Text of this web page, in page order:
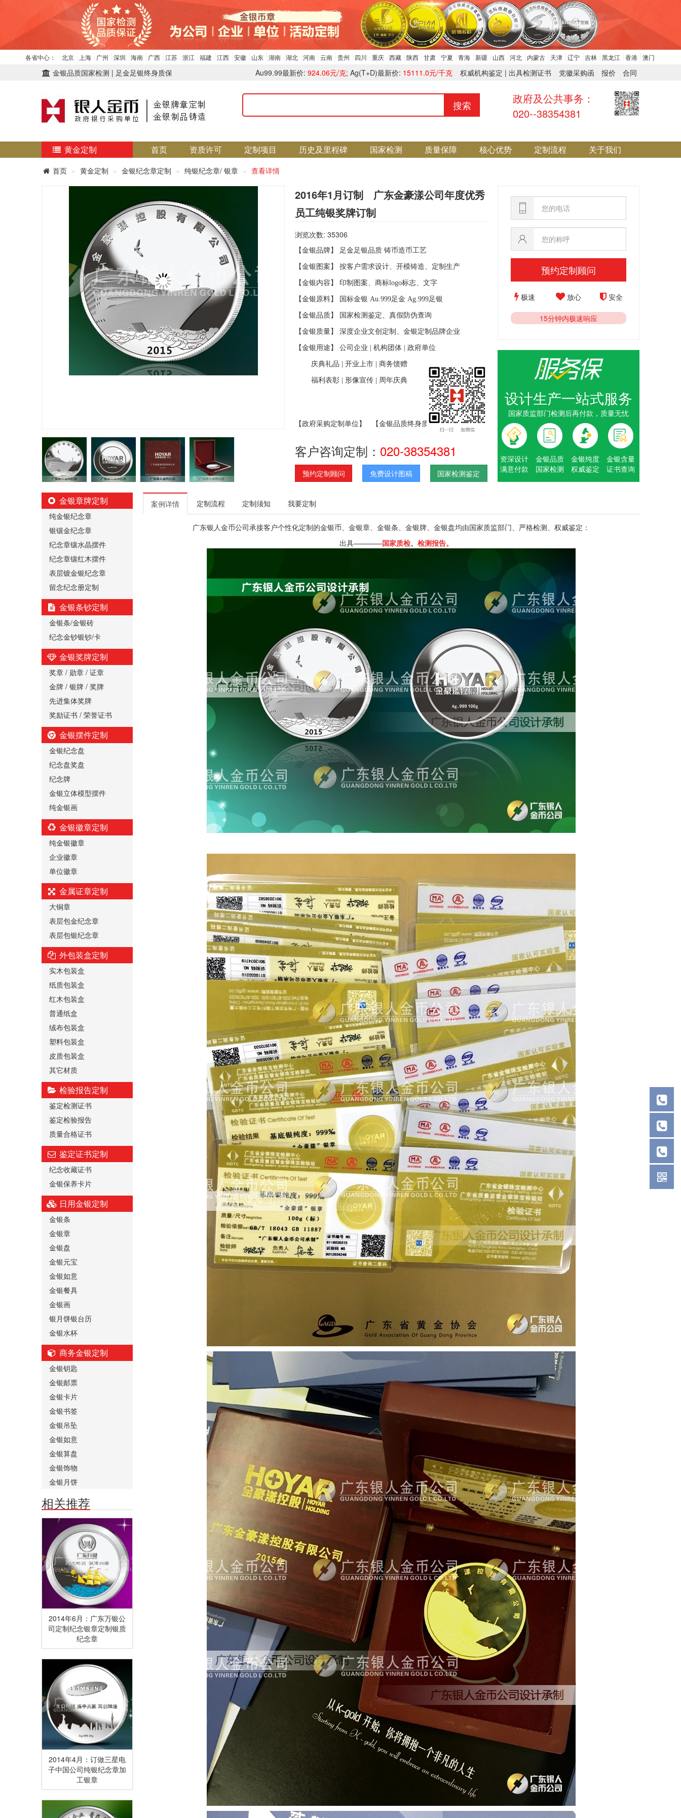
各省中心： 北京 上海 广州 深圳 海南 广西 江苏 浙江 福建 江西 安徽 山东 湖南 湖北 河南 云南 贵州 四川 重庆 西藏 陕西 甘肃 宁夏 青海 新疆 山西 河北 内蒙古 天津 辽宁 吉林 黑龙江 香港 澳门
金银品质国家检测 | 足金足银终身质保 党徽采购函 报价 合同
权威机构鉴定 | 出具检测证书
Au99.99最新价: 924.06元/克; Ag(T+D)最新价: 15111.0元/千克
搜索
政府及公共事务：
020--38354381
黄金定制 首页 资质许可 定制项目 历史及里程碑 国家检测 质量保障 核心优势 定制流程 关于我们
首页 黄金定制 金银纪念章定制 纯银纪念章/ 银章 查看详情
2016年1月订制 广东金豪漾公司年度优秀
员工纯银奖牌订制
浏览次数: 35306
【金银品牌】 足金足银品质 铸币造币工艺
【金银图案】 按客户需求设计、开模铸造、定制生产
【金银内容】 印制图案、商标logo标志、文字
【金银原料】 国标金银 Au.999足金 Ag.999足银
【金银品质】 国家检测鉴定、真假防伪查询
【金银质量】 深度企业文创定制、金银定制品牌企业
【金银用途】 公司企业 机构团体 政府单位
庆典礼品 开业上市 商务馈赠
福利表彰 形像宣传 周年庆典
【政府采购定制单位】 【金银品质终身质保】
客户咨询定制： 020-38354381
预约定制顾问 免费设计图稿 国家检测鉴定
预约定制顾问
极速 放心 安全
15分钟内极速响应
设计生产一站式服务
国家质监部门检测后再付款，质量无忧
资深设计
满意付款
金银品质
国家检测
金银纯度
权威鉴定
金银含量
证书查询
金银章牌定制
纯金银纪念章
银镶金纪念章
纪念章镶水晶摆件
纪念章镶红木摆件
表层镀金银纪念章
留念纪念册定制
金银条钞定制
金银条/金银砖
纪念金钞银钞/卡
金银奖牌定制
奖章 / 勋章 / 证章
金牌 / 银牌 / 奖牌
先进集体奖牌
奖励证书 / 荣誉证书
金银摆件定制
金银纪念盘
纪念盘奖盘
纪念牌
金银立体模型摆件
纯金银画
金银徽章定制
纯金银徽章
企业徽章
单位徽章
金属证章定制
大铜章
表层包金纪念章
表层包银纪念章
外包装盒定制
实木包装盒
纸质包装盒
红木包装盒
普通纸盒
绒布包装盒
塑料包装盒
皮质包装盒
其它材质
检验报告定制
鉴定检测证书
鉴定检验报告
质量合格证书
鉴定证书定制
纪念收藏证书
金银保养卡片
日用金银定制
金银条
金银章
金银盘
金银元宝
金银如意
金银餐具
金银画
银月饼银台历
金银水杯
商务金银定制
金银钥匙
金银邮票
金银卡片
金银书签
金银吊坠
金银如意
金银算盘
金银饰物
金银月饼
相关推荐
2014年6月：广东万银公
司定制纪念银章定制银质
纪念章
2014年4月：订做三星电
子中国公司纯银纪念章加
工银章
案例详情 定制流程 定制须知 我要定制
广东银人金币公司承接客户个性化定制的金银币、金银章、金银条、金银牌、金银盘均由国家质监部门、严格检测、权威鉴定：
出具————国家质检、 检测报告。